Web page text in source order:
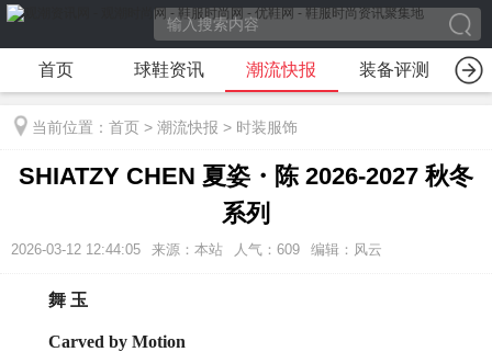
首页 球鞋资讯 潮流快报 装备评测
当前位置： 首页 > 潮流快报 > 时装服饰
SHIATZY CHEN 夏姿・陈 2026-2027 秋冬
系列
2026-03-12 12:44:05 来源：本站 人气：609 编辑：风云
舞 玉
Carved by Motion